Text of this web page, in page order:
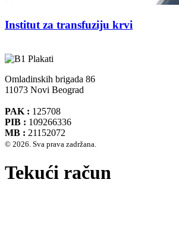
Institut za transfuziju krvi
Omladinskih brigada 86
11073 Novi Beograd
PAK : 125708
PIB : 109266336
MB : 21152072
© 2026. Sva prava zadržana.
Tekući račun